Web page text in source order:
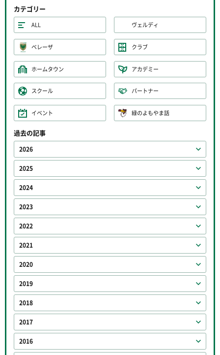
カテゴリー
ALL ヴェルディ
ベレーザ クラブ
ホームタウン アカデミー
スクール パートナー
イベント 緑のよもやま話
過去の記事
2026
2025
2024
2023
2022
2021
2020
2019
2018
2017
2016